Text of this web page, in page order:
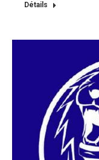
Détails